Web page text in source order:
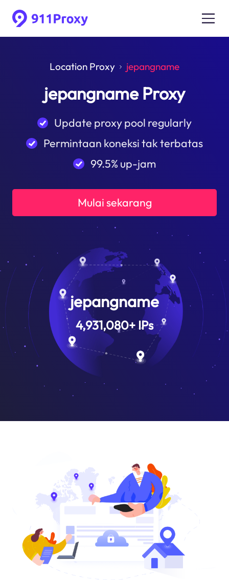
Location Proxy jepangname
jepangname Proxy
Update proxy pool regularly
Permintaan koneksi tak terbatas
99.5% up-jam
Mulai sekarang
jepangname
4,931,080+IPs